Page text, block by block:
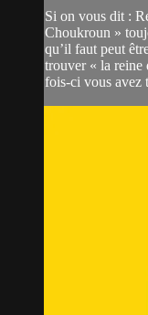
Si on vous dit :
Choukroun »
qu’il faut peut
trouver « la reine
fois-ci vous avez